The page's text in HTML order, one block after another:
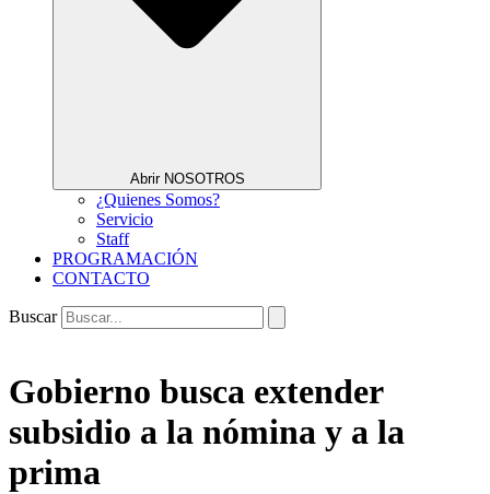
Abrir NOSOTROS
¿Quienes Somos?
Servicio
Staff
PROGRAMACIÓN
CONTACTO
Buscar
Gobierno busca extender
subsidio a la nómina y a la
prima